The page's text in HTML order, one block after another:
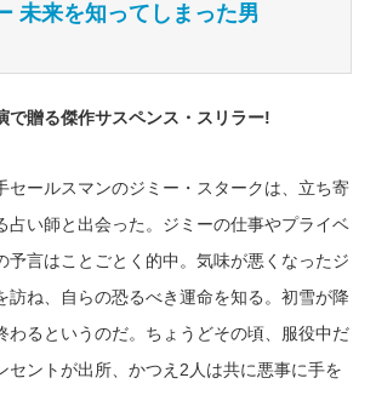
未来を知ってしまった男
で贈る傑作サスペンス・スリラー!
セールスマンのジミー・スタークは、立ち寄
占い師と出会った。ジミーの仕事やプライベ
予言はことごとく的中。気味が悪くなったジ
訪ね、自らの恐るべき運命を知る。初雪が降
わるというのだ。ちょうどその頃、服役中だ
セントが出所、かつえ2人は共に悪事に手を